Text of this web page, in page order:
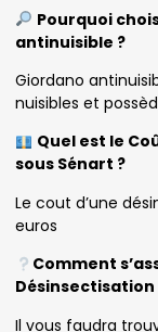
Pourquoi
antinuisible ?
Giordano
nuisibles et
Quel est le
sous Sénart ?
Le cout d’une
euros
Comment
Désinsectisation
Il vous faudra